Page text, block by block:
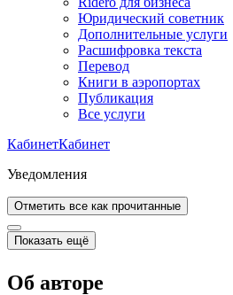
Юридический советник
Дополнительные услуги
Расшифровка текста
Перевод
Книги в аэропортах
Публикация
Все услуги
КабинетКабинет
Уведомления
Отметить все как прочитанные
Показать ещё
Об авторе